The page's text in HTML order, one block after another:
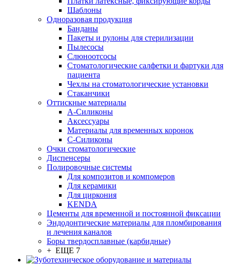
Шаблоны
Одноразовая продукция
Банданы
Пакеты и рулоны для стерилизации
Пылесосы
Слюноотсосы
Стоматологические салфетки и фартуки для
пациента
Чехлы на стоматологические установки
Стаканчики
Оттискные материалы
А-Силиконы
Аксессуары
Материалы для временных коронок
С-Силиконы
Очки стоматологические
Диспенсеры
Полировочные системы
Для композитов и компомеров
Для керамики
Для циркония
KENDA
Цементы для временной и постоянной фиксации
Эндодонтические материалы для пломбирования
и лечения каналов
Боры твердосплавные (карбидные)
+ ЕЩЕ 7